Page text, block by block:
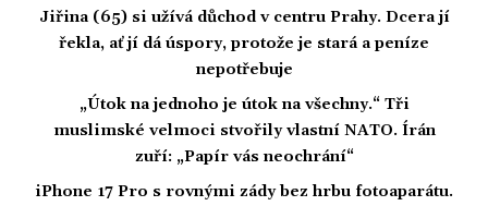
Jiřina (65) si užívá důchod v centru Prahy. Dcera jí
řekla, ať jí dá úspory, protože je stará a peníze
nepotřebuje
„Útok na jednoho je útok na všechny.“ Tři
muslimské velmoci stvořily vlastní NATO. Írán
zuří: „Papír vás neochrání“
iPhone 17 Pro s rovnými zády bez hrbu fotoaparátu.